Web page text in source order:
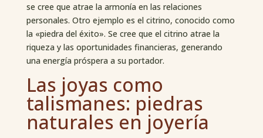
se cree que atrae la armonía en las relaciones
personales. Otro ejemplo es el citrino, conocido como
la «piedra del éxito». Se cree que el citrino atrae la
riqueza y las oportunidades financieras, generando
una energía próspera a su portador.
Las joyas como
talismanes: piedras
naturales en joyería